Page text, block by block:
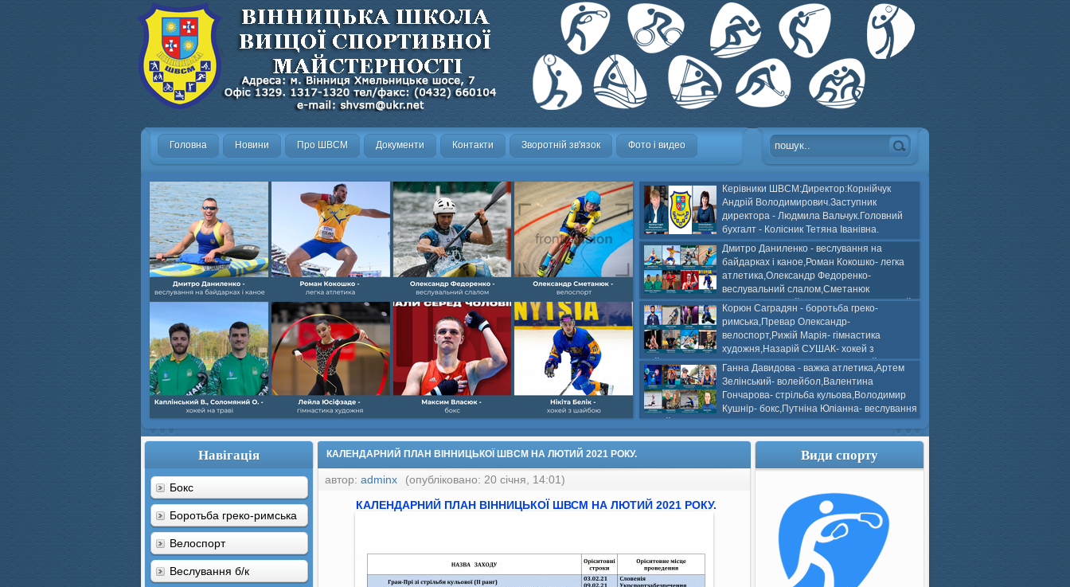
Головна Новини Про ШВСМ Документи Контакти Зворотній зв'язок Фото і видео
Керівники ШВСМ:Директор:Корнійчук
Андрій Володимирович.Заступник
директора - Людмила Вальчук.Головний
бухгалт - Колісник Тетяна Іванівна.
Дмитро Даниленко - веслування на
байдарках і каное,Роман Кокошко- легка
атлетика,Олександр Федоренко-
веслувальний слалом,Сметанюк
Олександр- велоспорт,Каплінський Володимир, Соломяний
Олександр- хокей на траві,Лейла Юсіфзаде- гімнастика
художня,Максим Власюк- бокс,Нікіта БЕЛІК- хокей з шайбою.
Корюн Саградян - боротьба греко-
римська,Превар Олександр-
велоспорт,Рижій Марія- гімнастика
художня,Назарій СУШАК- хокей з
шайбою,Ігор Бичков- боротьба греко-римська,Сергій
Колісник- важка атлетика,Вікторія Добротворська-
веслвальний слалом,Валерія Якушева - волейбол.
Ганна Давидова - важка атлетика,Артем
Зелінський- волейбол,Валентина
Гончарова- стрільба кульова,Володимир
Кушнір- бокс,Путніна Юліанна- веслування
на байдарках і каное,Моїсеєнко Марія- стрільба
кульова,Селезньов Г. веслування на байдарках і
Навігація
Бокс
Боротьба греко-римська
Велоспорт
Веслування б/к
КАЛЕНДАРНИЙ ПЛАН ВІННИЦЬКОЇ ШВСМ НА ЛЮТИЙ 2021 РОКУ.
автор: adminx
(опубліковано: 20 січня, 14:01)
КАЛЕНДАРНИЙ ПЛАН ВІННИЦЬКОЇ ШВСМ НА ЛЮТИЙ2021 РОКУ.
Види спорту